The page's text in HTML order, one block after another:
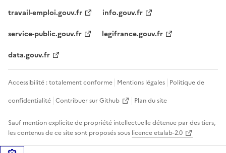
travail-emploi.gouv.fr
info.gouv.fr
service-public.gouv.fr
legifrance.gouv.fr
data.gouv.fr
Accessibilité : totalement conforme Mentions légales Politique de
confidentialité Contribuer sur Github Plan du site
Sauf mention explicite de propriété intellectuelle détenue par des tiers,
les contenus de ce site sont proposés sous licence etalab-2.0